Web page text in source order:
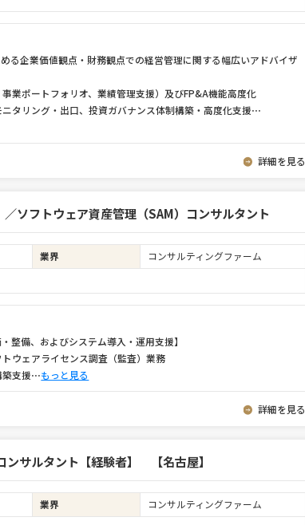
る企業価値観点・財務観点での経営管理に関する幅広いアドバイザ
業ポートフォリオ、業績管理支援）及びFP&A機能高度化
タリング・出口、投資ガバナンス体制構築・高度化支援⋯
詳細を見る
ソフトウェア資産管理（SAM）コンサルタント
業界
コンサルティングファーム
整備、およびシステム導入・運用支援】
ウェアライセンス調査（監査）業務
支援⋯もっと見る
詳細を見る
サルタント【経験者】 【名古屋】
業界
コンサルティングファーム